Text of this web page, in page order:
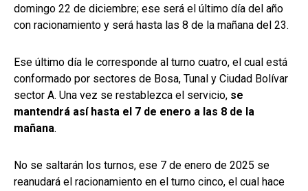
domingo 22 de diciembre; ese será el último día del año
con racionamiento y será hasta las 8 de la mañana del 23.
Ese último día le corresponde al turno cuatro, el cual está
conformado por sectores de Bosa, Tunal y Ciudad Bolívar
sector A. Una vez se restablezca el servicio, se
mantendrá así hasta el 7 de enero a las 8 de la
mañana.
No se saltarán los turnos, ese 7 de enero de 2025 se
reanudará el racionamiento en el turno cinco, el cual hace